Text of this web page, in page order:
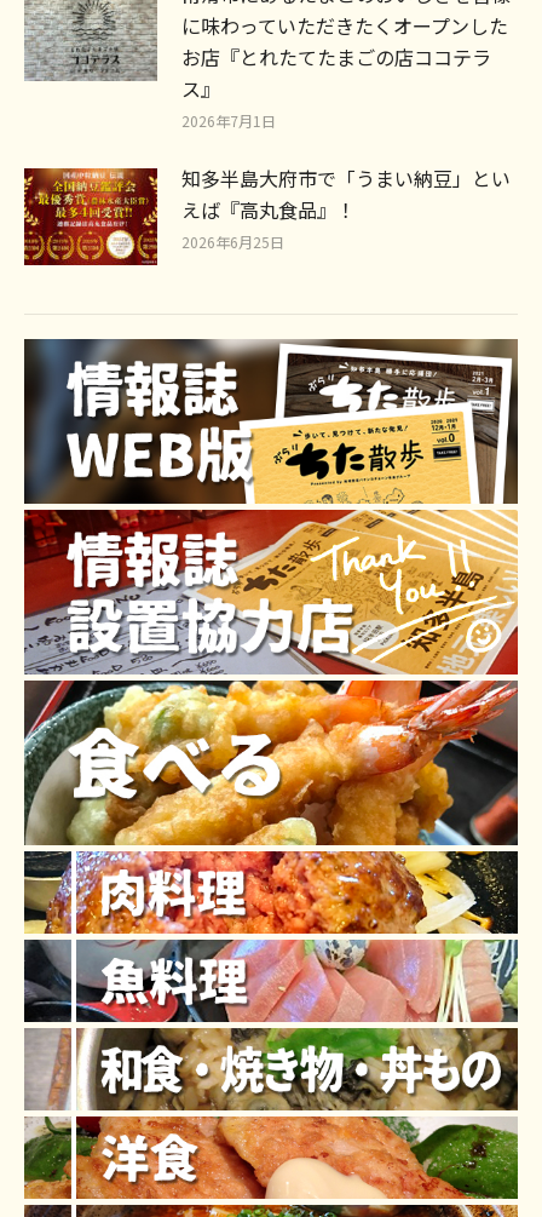
に味わっていただきたくオープンした
お店『とれたてたまごの店ココテラ
ス』
2026年7月1日
知多半島大府市で「うまい納豆」とい
えば『高丸食品』！
2026年6月25日